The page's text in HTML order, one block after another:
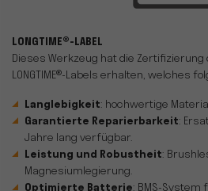
LONGTIME®-LABEL
Dieses Werkzeug hat die
LONGTIME®-Labels erhalten, welches
Langlebigkeit: hochwertige
Garantierte Reparierbarkeit:
Jahre lang verfügbar.
Leistung und Robustheit:
Magnesiumlegierung.
Optimierte Batterie: BMS-System